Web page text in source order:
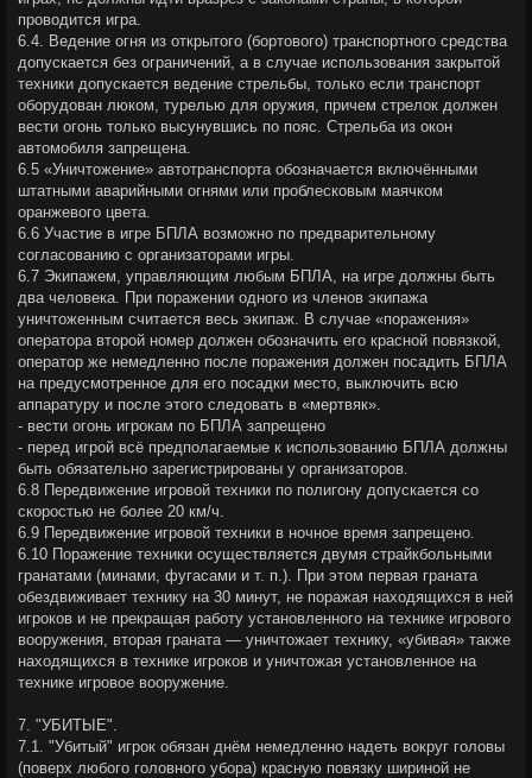
проводится игра.
6.4. Ведение огня из открытого (бортового) транспортного средства
допускается без ограничений, а в случае использования закрытой
техники допускается ведение стрельбы, только если транспорт
оборудован люком, турелью для оружия, причем стрелок должен
вести огонь только высунувшись по пояс. Стрельба из окон
автомобиля запрещена.
6.5 «Уничтожение» автотранспорта обозначается включёнными
штатными аварийными огнями или проблесковым маячком
оранжевого цвета.
6.6 Участие в игре БПЛА возможно по предварительному
согласованию с организаторами игры.
6.7 Экипажем, управляющим любым БПЛА, на игре должны быть
два человека. При поражении одного из членов экипажа
уничтоженным считается весь экипаж. В случае «поражения»
оператора второй номер должен обозначить его красной повязкой,
оператор же немедленно после поражения должен посадить БПЛА
на предусмотренное для его посадки место, выключить всю
аппаратуру и после этого следовать в «мертвяк».
- вести огонь игрокам по БПЛА запрещено
- перед игрой всё предполагаемые к использованию БПЛА должны
быть обязательно зарегистрированы у организаторов.
6.8 Передвижение игровой техники по полигону допускается со
скоростью не более 20 км/ч.
6.9 Передвижение игровой техники в ночное время запрещено.
6.10 Поражение техники осуществляется двумя страйкбольными
гранатами (минами, фугасами и т. п.). При этом первая граната
обездвиживает технику на 30 минут, не поражая находящихся в ней
игроков и не прекращая работу установленного на технике игрового
вооружения, вторая граната — уничтожает технику, «убивая» также
находящихся в технике игроков и уничтожая установленное на
технике игровое вооружение.
7. "УБИТЫЕ".
7.1. "Убитый" игрок обязан днём немедленно надеть вокруг головы
(поверх любого головного убора) красную повязку шириной не